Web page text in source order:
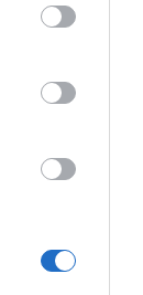
de la
año en el
que
la
la segunda
está
llegue,